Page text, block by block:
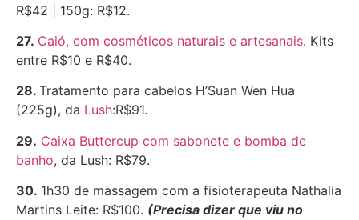
R$42 | 150g: R$12.
27. Caió, com cosméticos naturais e artesanais. Kits
entre R$10 e R$40.
28. Tratamento para cabelos H’Suan Wen Hua
(225g), da Lush:R$91.
29. Caixa Buttercup com sabonete e bomba de
banho, da Lush: R$79.
30. 1h30 de massagem com a fisioterapeuta Nathalia
Martins Leite: R$100. (Precisa dizer que viu no